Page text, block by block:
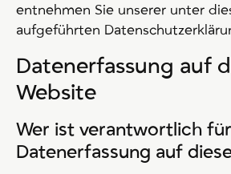
entnehmen Sie unserer unter
aufgeführten
Datenerfassung auf
Website
Wer ist verantwortlich
Datenerfassung auf